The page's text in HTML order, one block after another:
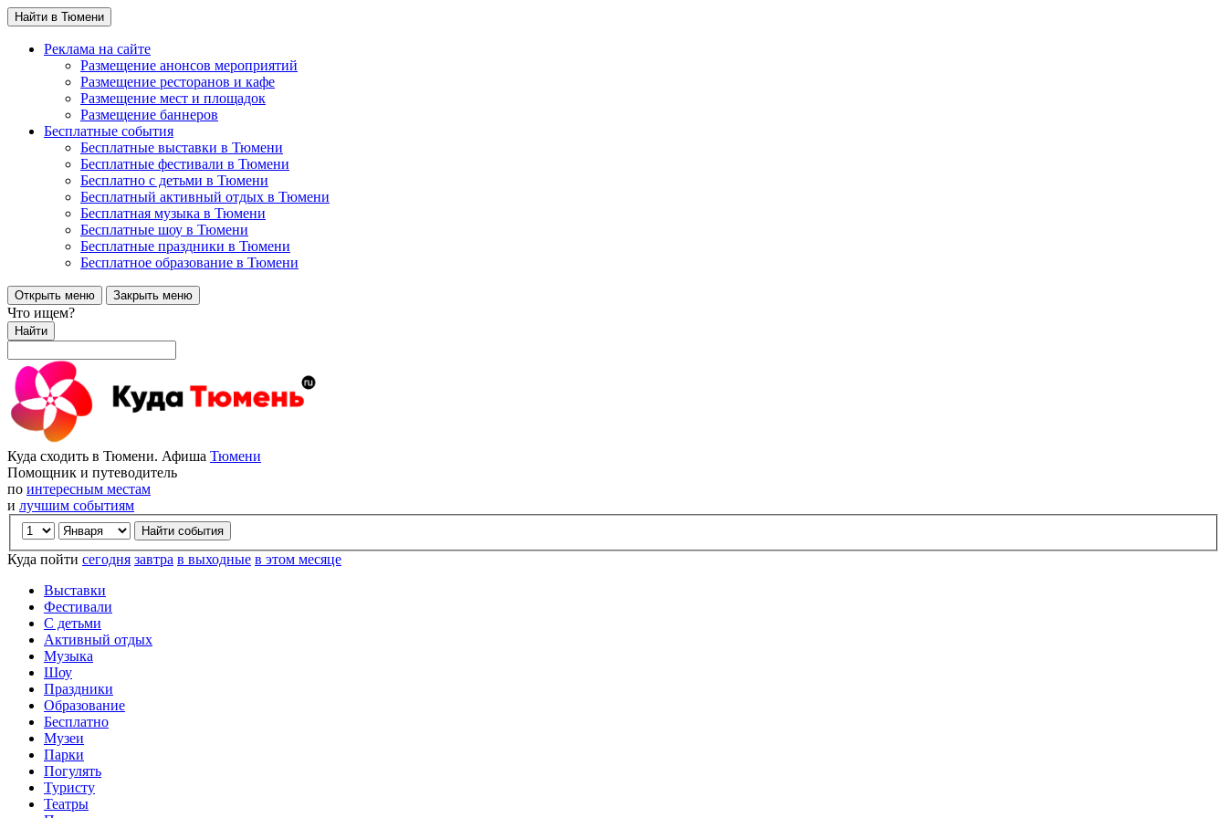
Найти в Тюмени
Реклама на сайте
Размещение анонсов мероприятий
Размещение ресторанов и кафе
Размещение мест и площадок
Размещение баннеров
Бесплатные события
Бесплатные выставки в Тюмени
Бесплатные фестивали в Тюмени
Бесплатно с детьми в Тюмени
Бесплатный активный отдых в Тюмени
Бесплатная музыка в Тюмени
Бесплатные шоу в Тюмени
Бесплатные праздники в Тюмени
Бесплатное образование в Тюмени
Открыть меню Закрыть меню
Что ищем?
Найти
Куда сходить в Тюмени. Афиша Тюмени
Помощник и путеводитель
по интересным местам
и лучшим событиям
Куда пойти сегодня завтра в выходные в этом месяце
Выставки
Фестивали
С детьми
Активный отдых
Музыка
Шоу
Праздники
Образование
Бесплатно
Музеи
Парки
Погулять
Туристу
Театры